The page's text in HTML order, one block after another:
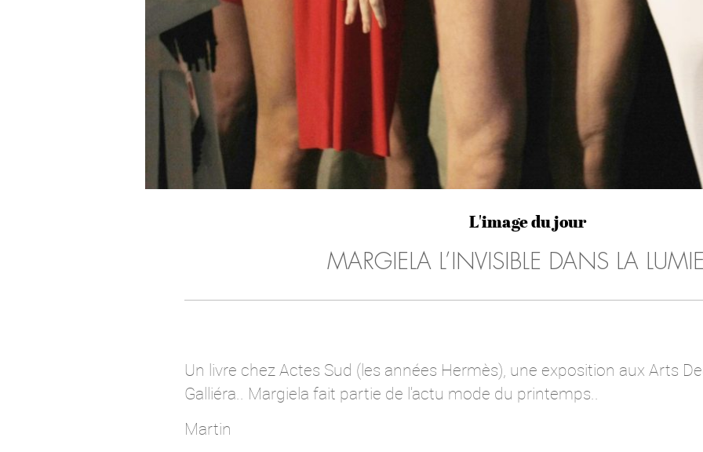
L'image du jour
MARGIELA L’INVISIBLE DANS LA
Un livre chez Actes Sud (les années Hermès), une exposition aux Arts
Galliéra.. Margiela fait partie de l'actu mode du printemps..
Martin